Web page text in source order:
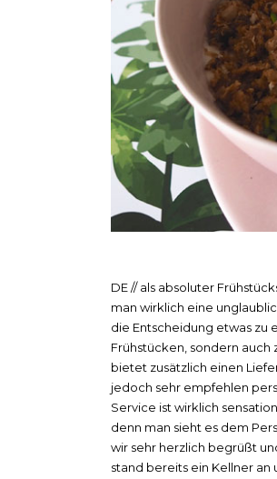
DE // als absoluter
man wirklich eine
die Entscheidung etwas zu
Frühstücken, sondern
bietet zusätzlich einen
jedoch sehr empfehlen
Service ist wirklich
denn man sieht es dem
wir sehr herzlich begrüßt
stand bereits ein Kellner